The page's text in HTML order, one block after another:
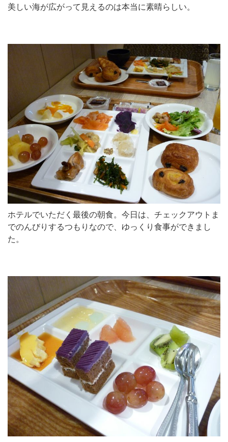
美しい海が広がって見えるのは本当に素晴らしい。
ホテルでいただく最後の朝食。今日は、チェックアウトま
でのんびりするつもりなので、ゆっくり食事ができまし
た。